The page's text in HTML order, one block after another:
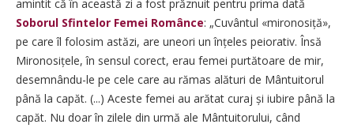
amintit că în această zi a fost prăznuit pentru prima dată
Soborul Sfintelor Femei Românce: „Cuvântul «mironosiță»,
pe care îl folosim astăzi, are uneori un înțeles peiorativ. Însă
Mirono­sițele, în sensul corect, erau femei purtătoare de mir,
desemnându-le pe cele care au rămas alături de Mântuitorul
până la capăt. (...) Aceste femei au arătat curaj și iubire până la
capăt. Nu doar în zilele din urmă ale Mântuitorului, când